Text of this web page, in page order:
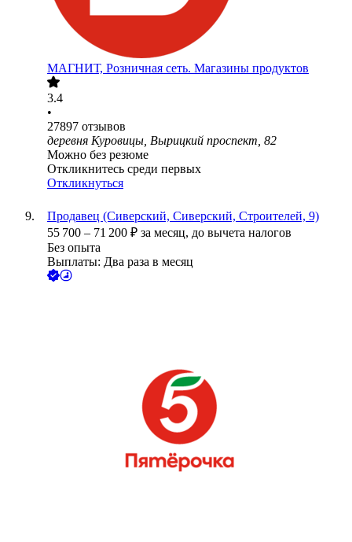
МАГНИТ, Розничная сеть. Магазины продуктов
3.4
•
27897 отзывов
деревня Куровицы, Вырицкий проспект, 82
Можно без резюме
Откликнитесь среди первых
Откликнуться
Продавец (Сиверский, Сиверский, Строителей, 9)
55 700 – 71 200 ₽ за месяц, до вычета налогов
Без опыта
Выплаты: Два раза в месяц